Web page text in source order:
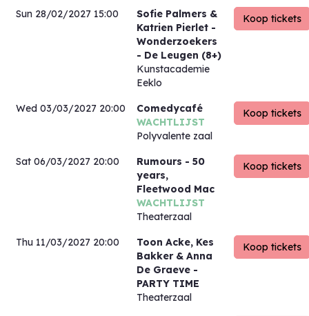
Sun 28/02/2027 15:00
Sofie Palmers &
Katrien Pierlet -
Wonderzoekers
- De Leugen (8+)
Kunstacademie
Eeklo
Wed 03/03/2027 20:00
Comedycafé
WACHTLIJST
Polyvalente zaal
Sat 06/03/2027 20:00 Rumours - 50
years,
Fleetwood Mac
WACHTLIJST
Theaterzaal
Thu 11/03/2027 20:00
Toon Acke, Kes
Bakker & Anna
De Graeve -
PARTY TIME
Theaterzaal